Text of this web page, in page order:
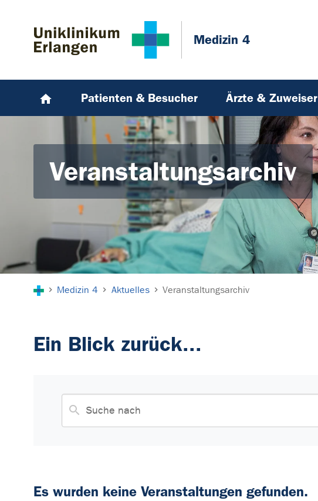
Medizin 4
Patienten & Besucher Ärzte & Zuweiser
Veranstaltungsarchiv
Medizin 4 Aktuelles Veranstaltungsarchiv
Ein Blick zurück...
Es wurden keine Veranstaltungen gefunden.